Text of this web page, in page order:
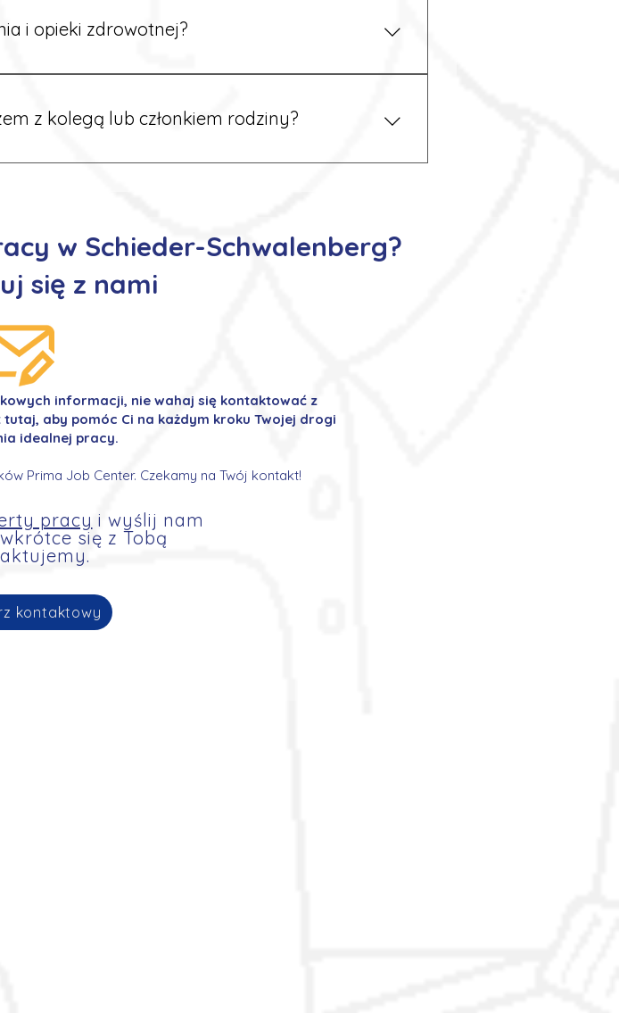
i opieki zdrowotnej?
zgodne z niemieckim prawem. Dzięki temu
z kolegą lub członkiem rodziny?
Wystarczy poinformować nas o tym podczas rekrutacji, a
w Schieder-Schwalenberg?
się z nami
informacji, nie wahaj się kontaktować z
aby pomóc Ci na każdym kroku Twojej drogi
idealnej pracy.
Prima Job Center. Czekamy na Twój kontakt!
pracy i wyślij nam
się z Tobą
kontaktowy